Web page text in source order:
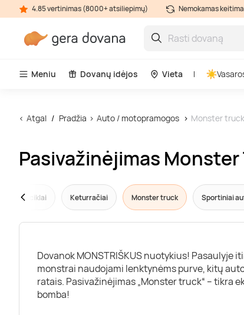
4.85 vertinimas (8000+ atsiliepimų) Nemokamas
Meniu Dovanų idėjos Vieta
Atgal Pradžia Auto / motopramogos Monster truck
Pasivažinėjimas Monster
Motociklai Keturračiai Monster truck Sportiniai
Dovanok MONSTRIŠKUS nuotykius! Pasaulyje
monstrai naudojami lenktynėms purve, kitų
ratais. Pasivažinėjimas „Monster truck“ – tikra
bomba!